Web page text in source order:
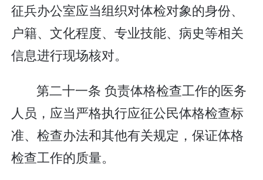
征兵办公室应当组织对体检对象的身份、
户籍、文化程度、专业技能、病史等相关
信息进行现场核对。
第二十一条 负责体格检查工作的医务
人员，应当严格执行应征公民体格检查标
准、检查办法和其他有关规定，保证体格
检查工作的质量。